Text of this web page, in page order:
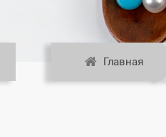
Главная